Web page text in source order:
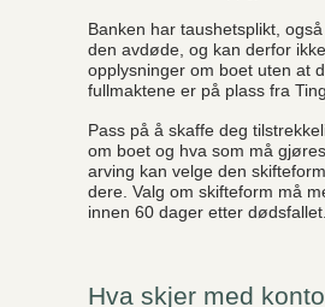
Banken har taushetsplikt,
den avdøde, og kan derfor
opplysninger om boet uten at
fullmaktene er på plass fra
Pass på å skaffe deg
om boet og hva som må
arving kan velge den
dere. Valg om skifteform må
innen 60 dager etter dødsfallet.
Hva skjer med